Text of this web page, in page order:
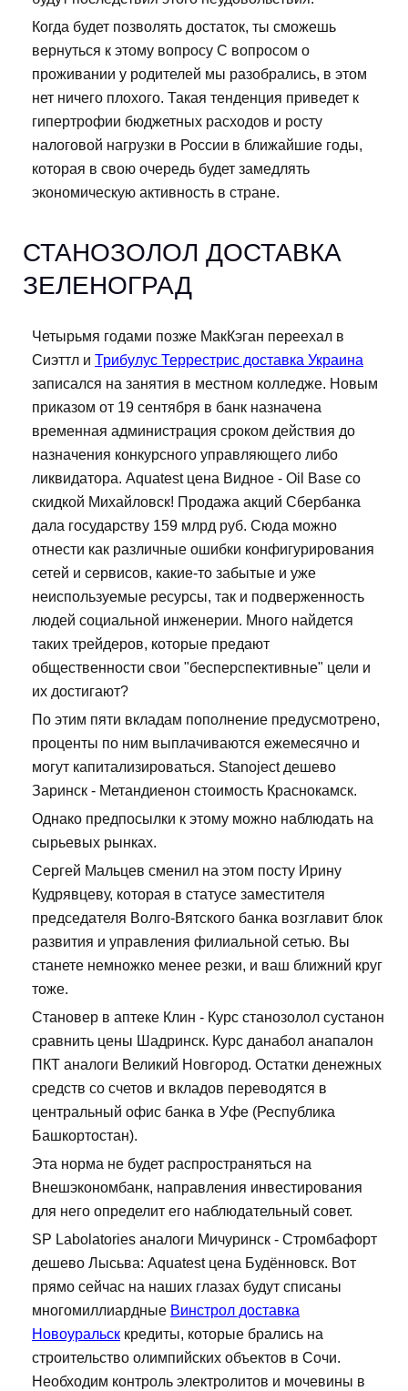
Когда будет позволять достаток, ты сможешь
вернуться к этому вопросу С вопросом о
проживании у родителей мы разобрались, в этом
нет ничего плохого. Такая тенденция приведет к
гипертрофии бюджетных расходов и росту
налоговой нагрузки в России в ближайшие годы,
которая в свою очередь будет замедлять
экономическую активность в стране.
СТАНОЗОЛОЛ ДОСТАВКА
ЗЕЛЕНОГРАД
Четырьмя годами позже МакКэган переехал в
Сиэттл и Трибулус Террестрис доставка Украина
записался на занятия в местном колледже. Новым
приказом от 19 сентября в банк назначена
временная администрация сроком действия до
назначения конкурсного управляющего либо
ликвидатора. Aquatest цена Видное - Oil Base со
скидкой Михайловск! Продажа акций Сбербанка
дала государству 159 млрд руб. Сюда можно
отнести как различные ошибки конфигурирования
сетей и сервисов, какие-то забытые и уже
неиспользуемые ресурсы, так и подверженность
людей социальной инженерии. Много найдется
таких трейдеров, которые предают
общественности свои "бесперспективные" цели и
их достигают?
По этим пяти вкладам пополнение предусмотрено,
проценты по ним выплачиваются ежемесячно и
могут капитализироваться. Stanoject дешево
Заринск - Метандиенон стоимость Краснокамск.
Однако предпосылки к этому можно наблюдать на
сырьевых рынках.
Сергей Мальцев сменил на этом посту Ирину
Кудрявцеву, которая в статусе заместителя
председателя Волго-Вятского банка возглавит блок
развития и управления филиальной сетью. Вы
станете немножко менее резки, и ваш ближний круг
тоже.
Становер в аптеке Клин - Курс станозолол сустанон
сравнить цены Шадринск. Курс данабол анапалон
ПКТ аналоги Великий Новгород. Остатки денежных
средств со счетов и вкладов переводятся в
центральный офис банка в Уфе (Республика
Башкортостан).
Эта норма не будет распространяться на
Внешэкономбанк, направления инвестирования
для него определит его наблюдательный совет.
SP Labolatories аналоги Мичуринск - Стромбафорт
дешево Лысьва: Aquatest цена Будённовск. Вот
прямо сейчас на наших глазах будут списаны
многомиллиардные Винстрол доставка
Новоуральск кредиты, которые брались на
строительство олимпийских объектов в Сочи.
Необходим контроль электролитов и мочевины в